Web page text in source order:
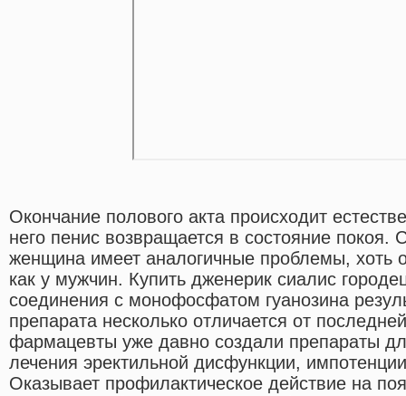
Окончание полового акта происходит
него пенис возвращается в состояние покоя.
женщина имеет аналогичные проблемы, хоть
как у мужчин. Купить дженерик сиалис
соединения с монофосфатом гуанозина
препарата несколько отличается от
фармацевты уже давно создали препараты
лечения эректильной дисфункции,
Оказывает профилактическое действие на